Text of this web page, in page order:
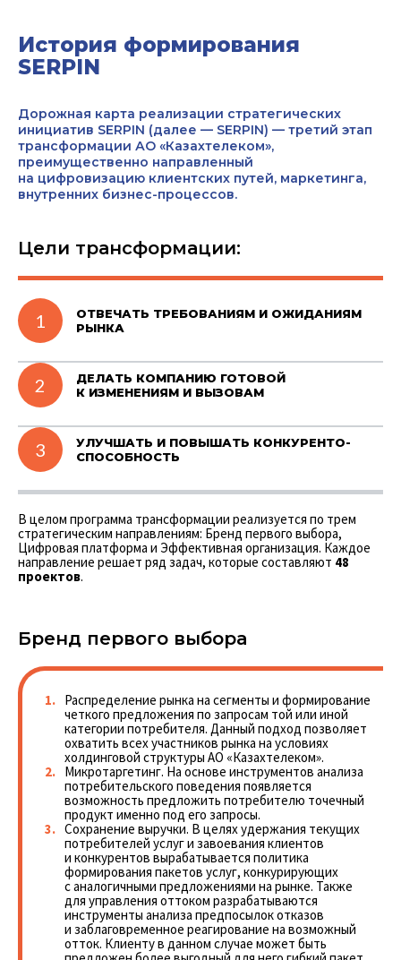
История формирования
SERPIN
Дорожная карта реализации стратегических
инициатив SERPIN (далее — SERPIN) — третий этап
трансформации АО «Казахтелеком»,
преимущественно направленный
на цифровизацию клиентских путей, маркетинга,
внутренних бизнес-процессов.
Цели трансформации:
1
ОТВЕЧАТЬ ТРЕБОВАНИЯМ И ОЖИДАНИЯМ
РЫНКА
2
ДЕЛАТЬ КОМПАНИЮ ГОТОВОЙ
К ИЗМЕНЕНИЯМ И ВЫЗОВАМ
3
УЛУЧШАТЬ И ПОВЫШАТЬ КОНКУРЕНТО­
СПОСОБ­НОСТЬ
В целом программа трансформации реализуется по трем
стратегическим направлениям: Бренд первого выбора,
Цифровая платформа и Эффективная организация. Каждое
направление решает ряд задач, которые составляют 48
проектов.
Бренд первого выбора
Распределение рынка на сегменты и формирование
четкого предложения по запросам той или иной
категории потребителя. Данный подход позволяет
охватить всех участников рынка на условиях
холдинговой структуры АО «Казахтелеком».
Микротаргетинг. На основе инструментов анализа
потребительского поведения появляется
возможность предложить потребителю точечный
продукт именно под его запросы.
Сохранение выручки. В целях удержания текущих
потребителей услуг и завоевания клиентов
и конкурентов вырабатывается политика
формирования пакетов услуг, конкурирующих
с аналогичными предложениями на рынке. Также
для управления оттоком разрабатываются
инструменты анализа предпосылок отказов
и заблаговременное реагирование на возможный
отток. Клиенту в данном случае может быть